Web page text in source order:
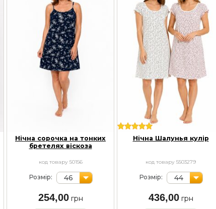
Нічна сорочка на тонких
бретелях віскоза
код товару 50156
Розмір: 46
254,00
Нічна Шалунья кулір
код товару 5503279
Розмір: 44
436,00